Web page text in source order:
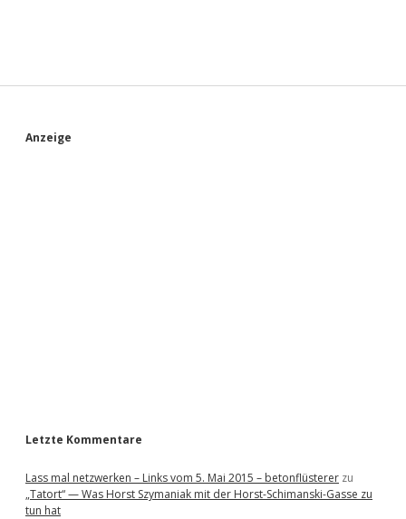
S
Anzeige
Letzte Kommentare
Lass mal netzwerken – Links vom 5. Mai 2015 – betonflüsterer zu
„Tatort“ — Was Horst Szymaniak mit der Horst-Schimanski-Gasse zu
tun hat